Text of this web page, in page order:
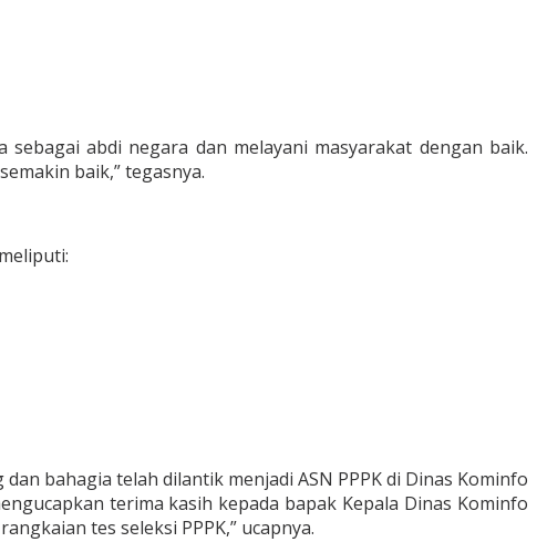
abdi negara dan melayani masyarakat dengan baik.
baik,” tegasnya.
bahagia telah dilantik menjadi ASN PPPK di Dinas Kominfo
terima kasih kepada bapak Kepala Dinas Kominfo
tes seleksi PPPK,” ucapnya.